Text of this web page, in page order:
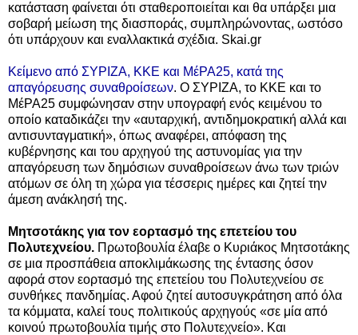
κατάσταση φαίνεται ότι σταθεροποιείται και θα υπάρξει μια
σοβαρή μείωση της διασποράς, συμπληρώνοντας, ωστόσο
ότι υπάρχουν και εναλλακτικά σχέδια. Skai.gr
Κείμενο από ΣΥΡΙΖΑ, ΚΚΕ και ΜέΡΑ25, κατά της
απαγόρευσης συναθροίσεων. Ο ΣΥΡΙΖΑ, το ΚΚΕ και το
ΜέΡΑ25 συμφώνησαν στην υπογραφή ενός κειμένου το
οποίο καταδικάζει την «αυταρχική, αντιδημοκρατική αλλά και
αντισυνταγματική», όπως αναφέρει, απόφαση της
κυβέρνησης και του αρχηγού της αστυνομίας για την
απαγόρευση των δημόσιων συναθροίσεων άνω των τριών
ατόμων σε όλη τη χώρα για τέσσερις ημέρες και ζητεί την
άμεση ανάκλησή της.
Μητσοτάκης για τον εορτασμό της επετείου του
Πολυτεχνείου. Πρωτοβουλία έλαβε ο Κυριάκος Μητσοτάκης
σε μια προσπάθεια αποκλιμάκωσης της έντασης όσον
αφορά στον εορτασμό της επετείου του Πολυτεχνείου σε
συνθήκες πανδημίας. Αφού ζητεί αυτοσυγκράτηση από όλα
τα κόμματα, καλεί τους πολιτικούς αρχηγούς «σε μία από
κοινού πρωτοβουλία τιμής στο Πολυτεχνείο». Και